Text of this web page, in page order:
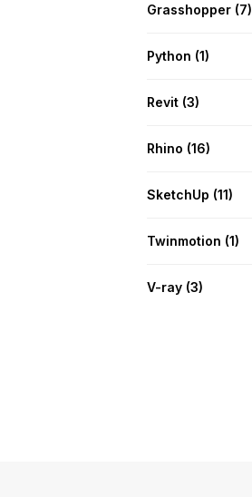
Grasshopper (7)
Python (1)
Revit (3)
Rhino (16)
SketchUp (11)
Twinmotion (1)
V-ray (3)